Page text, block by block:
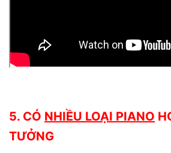
5. CÓ NHIỀU LOẠI PIANO
TƯỞNG